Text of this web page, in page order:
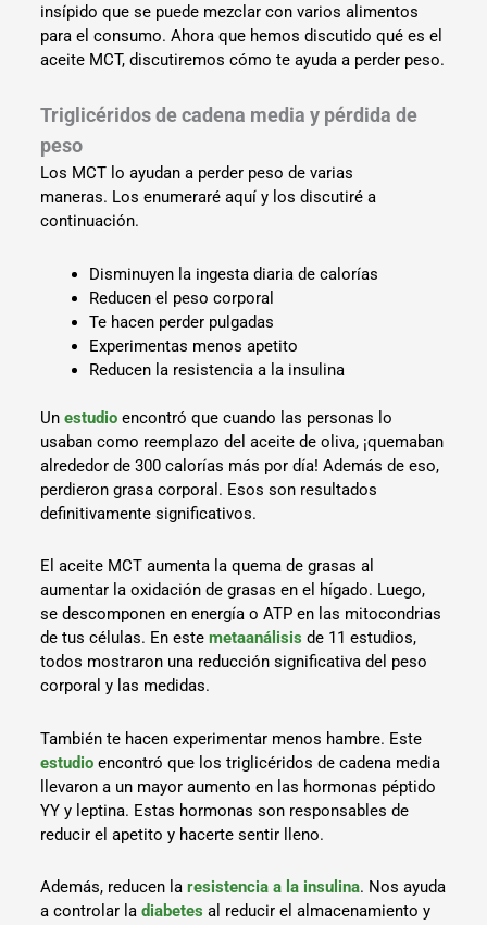
insípido que se puede mezclar con varios alimentos
para el consumo. Ahora que hemos discutido qué es el
aceite MCT, discutiremos cómo te ayuda a perder peso.
Triglicéridos de cadena media y pérdida de
peso
Los MCT lo ayudan a perder peso de varias
maneras. Los enumeraré aquí y los discutiré a
continuación.
Disminuyen la ingesta diaria de calorías
Reducen el peso corporal
Te hacen perder pulgadas
Experimentas menos apetito
Reducen la resistencia a la insulina
Unestudio encontró que cuando las personas lo
usaban como reemplazo del aceite de oliva, ¡quemaban
alrededor de 300 calorías más por día! Además de eso,
perdieron grasa corporal. Esos son resultados
definitivamente significativos.
El aceite MCT aumenta la quema de grasas al
aumentar la oxidación de grasas en el hígado. Luego,
se descomponen en energía o ATP en las mitocondrias
de tus células. En estemetaanálisis de 11 estudios,
todos mostraron una reducción significativa del peso
corporal y las medidas.
También te hacen experimentar menos hambre. Este
estudio encontró que los triglicéridos de cadena media
llevaron a un mayor aumento en las hormonas péptido
YY y leptina. Estas hormonas son responsables de
reducir el apetito y hacerte sentir lleno.
Además, reducen laresistencia a la insulina. Nos ayuda
a controlar ladiabetes al reducir el almacenamiento y